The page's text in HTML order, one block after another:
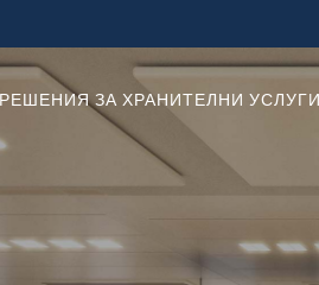
РЕШЕНИЯ ЗА ХРАНИТЕЛНИ УСЛУГИ